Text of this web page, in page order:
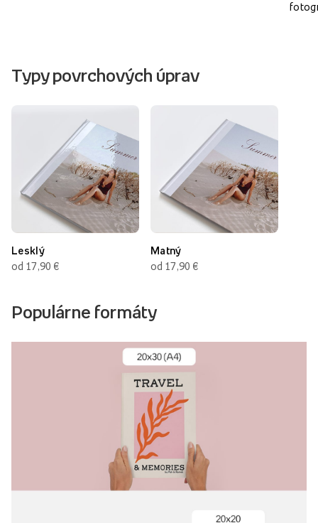
Typy povrchových úprav
Lesklý
od 17,90 €
Matný
od 17,90 €
Populárne formáty